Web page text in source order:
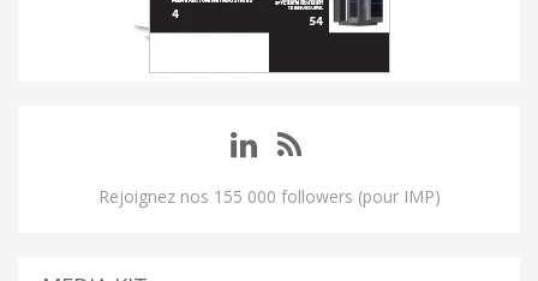
Rejoignez nos 155 000 followers (pour IMP)